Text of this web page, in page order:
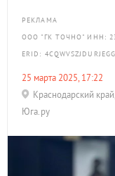
РЕКЛАМА
ООО "ГК ТОЧНО" ИНН:
ERID:
25 марта 2025, 17:22
Краснодарский край
Юга.ру